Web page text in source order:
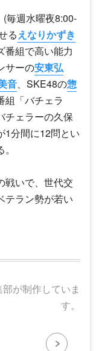
毎週水曜夜8:00-
るえなりかずき
番組で高い能力
サーの安東弘
音 、SKE48の惣
組「バチェラ
チェラーの久保
1分間に12問とい
戦いで、世代交
ラン勢が若い
が制作していま
す。